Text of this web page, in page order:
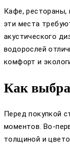
Кафе, рестораны,
эти места
акустического
водорослей
комфорт и
Как
Перед покупкой
моментов. Во-
толщиной и